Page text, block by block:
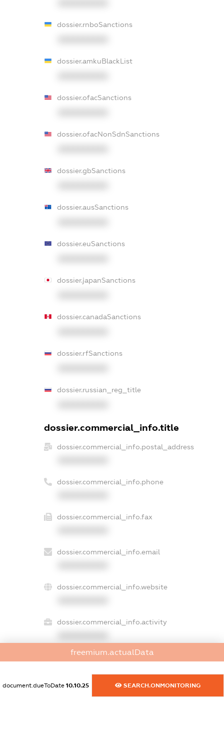
dossier.rnboSanctions
dossier.amkuBlackList
dossier.ofacSanctions
dossier.ofacNonSdnSanctions
dossier.gbSanctions
dossier.ausSanctions
dossier.euSanctions
dossier.japanSanctions
dossier.canadaSanctions
dossier.rfSanctions
dossier.russian_reg_title
dossier.commercial_info.title
dossier.commercial_info.postal_address
dossier.commercial_info.phone
dossier.commercial_info.fax
dossier.commercial_info.email
dossier.commercial_info.website
dossier.commercial_info.activity
freemium.exampleText_2
freemium.anonymousPerSearch2
freemium.actualData
document.dueToDate 10.10.25 SEARCH.ONMONITORING